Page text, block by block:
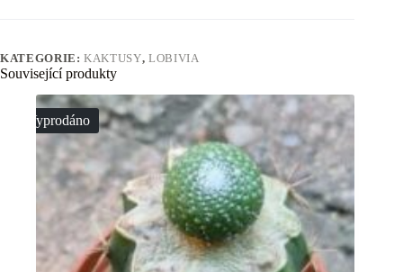
KATEGORIE:KAKTUSY,LOBIVIA
Související produkty
Vyprodáno